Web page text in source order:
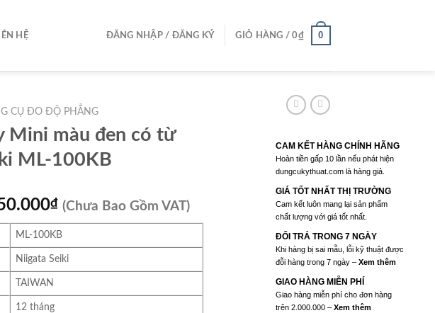
HỆ ĐĂNG NHẬP / ĐĂNG KÝ GIỎ HÀNG /0₫ 0
CỤ ĐO ĐỘ PHẲNG
Mini màu đen có từ
ML-100KB
₫Giá
hiện
tại
là:
350.000₫.
(Chưa Bao Gồm VAT)
ML-100KB
Niigata Seiki
TAIWAN
12 tháng
CAM KẾT HÀNG CHÍNH HÃNG
Hoàn tiền gấp 10 lần nếu phát hiện
dungcukythuat.com là hàng giả.
GIÁ TỐT NHẤT THỊ TRƯỜNG
Cam kết luôn mang lại sản phẩm
chất lượng với giá tốt nhất.
ĐỔI TRẢ TRONG 7 NGÀY
Khi hàng bị sai mẫu, lỗi kỹ thuật được
đỗi hàng trong 7 ngày – Xem thêm
GIAO HÀNG MIỄN PHÍ
Giao hàng miễn phí cho đơn hàng
trên 2.000.000 – Xem thêm